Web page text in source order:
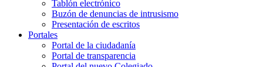
Tablón electrónico
Buzón de denuncias de intrusismo
Presentación de escritos
Portales
Portal de la ciudadanía
Portal de transparencia